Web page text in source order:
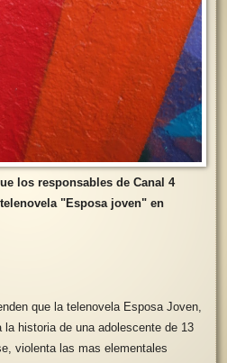
los responsables de Canal 4
"Esposa joven" en
que la telenovela Esposa Joven,
historia de una adolescente de 13
violenta las mas elementales